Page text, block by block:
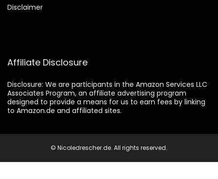
Disclaimer
Affiliate Disclosure
Disclosure: We are participants in the Amazon Services LLC
Associates Program, an affiliate advertising program
designed to provide a means for us to earn fees by linking
to Amazon.de and affiliated sites.
© Nicoledrescher.de. All rights reserved.